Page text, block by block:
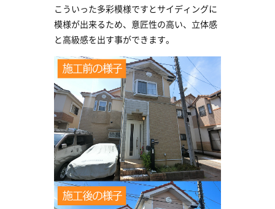
こういった多彩模様ですとサイディングに
模様が出来るため、意匠性の高い、立体感
と高級感を出す事ができます。